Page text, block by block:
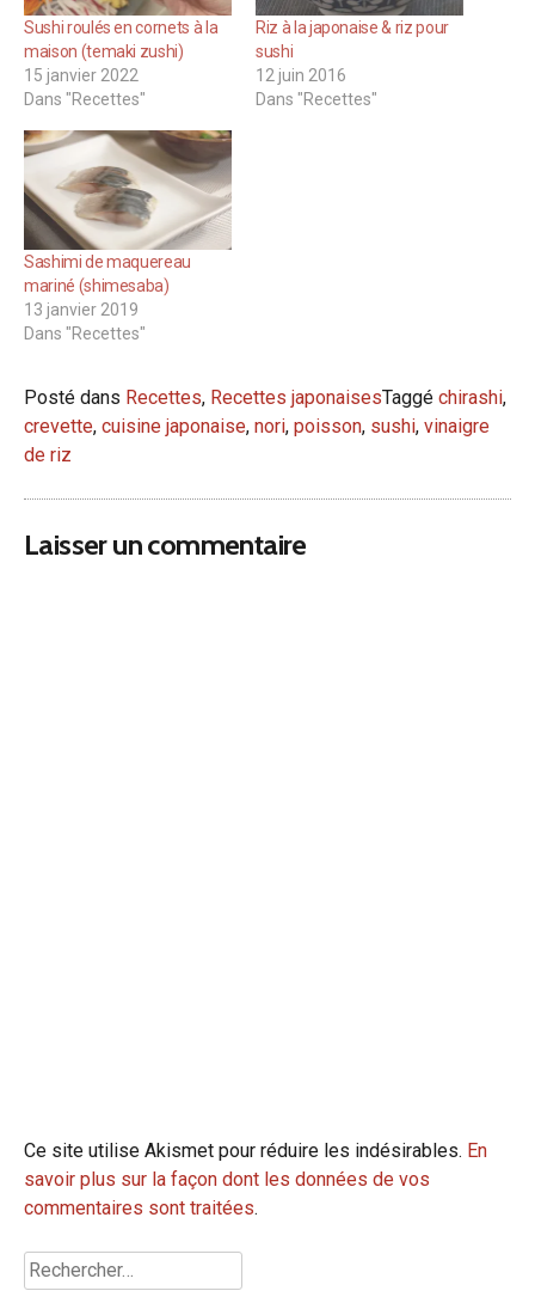
Sushi roulés en cornets à la
maison (temaki zushi)
15 janvier 2022
Dans "Recettes"
Riz à la japonaise & riz pour
sushi
12 juin 2016
Dans "Recettes"
Sashimi de maquereau
mariné (shimesaba)
13 janvier 2019
Dans "Recettes"
Posté dans Recettes, Recettes japonaisesTaggé chirashi,
crevette, cuisine japonaise, nori, poisson, sushi, vinaigre
de riz
Laisser un commentaire
Ce site utilise Akismet pour réduire les indésirables. En
savoir plus sur la façon dont les données de vos
commentaires sont traitées.
Rechercher :